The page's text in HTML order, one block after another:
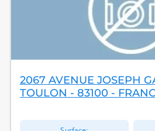
2067 AVENUE JOSEPH
TOULON - 83100 -